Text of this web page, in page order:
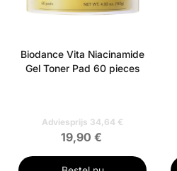
Biodance Vita Niacinamide
Gel Toner Pad 60 pieces
Adviesprijs 34,64 €
19,90 €